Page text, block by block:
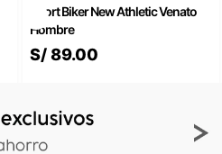
Short Biker New Athletic Venato
Hombre
S/89.00